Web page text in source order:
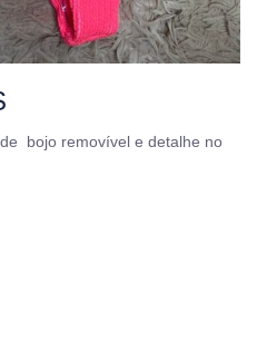
bojo removível e detalhe no